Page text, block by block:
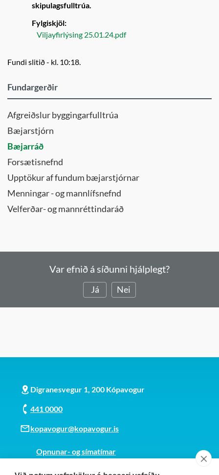
skipulagsfulltrúa.
Fylgiskjöl:
Viljayfirlýsing 25.01.24.pdf
Fundi slitið - kl. 10:18.
Fundargerðir
Afgreiðslur byggingarfulltrúa
Bæjarstjórn
Bæjarráð
Forsætisnefnd
Upptökur af fundum bæjarstjórnar
Menningar - og mannlífsnefnd
Velferðar- og mannréttindaráð
Var efnið á síðunni hjálplegt?
Já Nei
Digranesvegur 1, 200 Kópavogur
441 0000
kopavogur@kopavogur.is
Opnunar- og símatímar